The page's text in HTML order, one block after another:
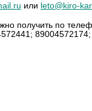
или leto@kiro-
получить по